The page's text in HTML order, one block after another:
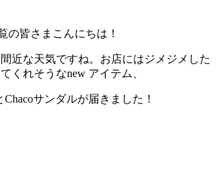
の皆さまこんにちは！
近な天気ですね。お店にはジメジメした
くれそうなnew アイテム、
サンダルが届きました！